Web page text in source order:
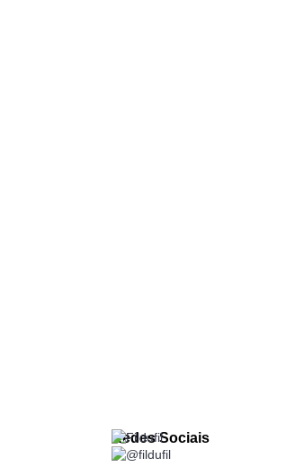
Redes Sociais